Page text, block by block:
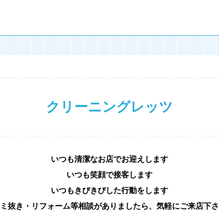
クリーニングレッツ
いつも清潔なお店でお迎えします
いつも笑顔で接客します
いつもきびきびした行動をします
抜き・リフォーム等相談がありましたら、気軽にご来店下